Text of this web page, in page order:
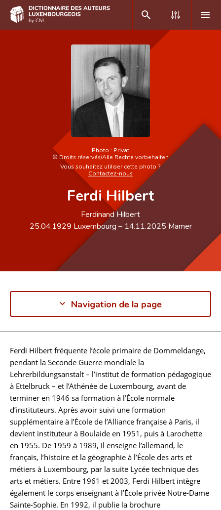
Recherche avancée
Foire aux questions
Équipe scientifique
Photo : Privat
©Droits réservés/Alle Rechte vorbehalten
Vous souhaitez utiliser cette photo ?
Contactez-nous
Ferdi Hilbert
Ferdinand Hilbert
25.04.1929 Luxembourg – 14.11.2025 Mamer
Navigation de la page
Biographie
Ferdi Hilbert fréquente l’école primaire de Dommeldange,
pendant la Seconde Guerre mondiale la
Lehrerbildungsanstalt – l’institut de formation pédagogique
à Ettelbruck – et l’Athénée de Luxembourg, avant de
terminer en 1946 sa formation à l’École normale
d’instituteurs. Après avoir suivi une formation
supplémentaire à l’École de l’Alliance française à Paris, il
devient instituteur à Boulaide en 1951, puis à Larochette
en 1955. De 1959 à 1989, il enseigne l’allemand, le
français, l’histoire et la géographie à l’École des arts et
métiers à Luxembourg, par la suite Lycée technique des
arts et métiers. Entre 1961 et 2003, Ferdi Hilbert intègre
également le corps enseignant à l’École privée Notre-Dame
Sainte-Sophie. En 1992, il publie la brochure